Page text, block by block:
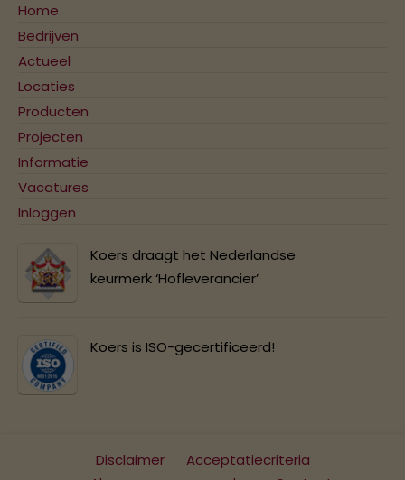
Home
Bedrijven
Actueel
Locaties
Producten
Projecten
Informatie
Vacatures
Inloggen
Koers draagt het Nederlandse
keurmerk ‘Hofleverancier’
Koers is ISO-gecertificeerd!
Disclaimer
Acceptatiecriteria